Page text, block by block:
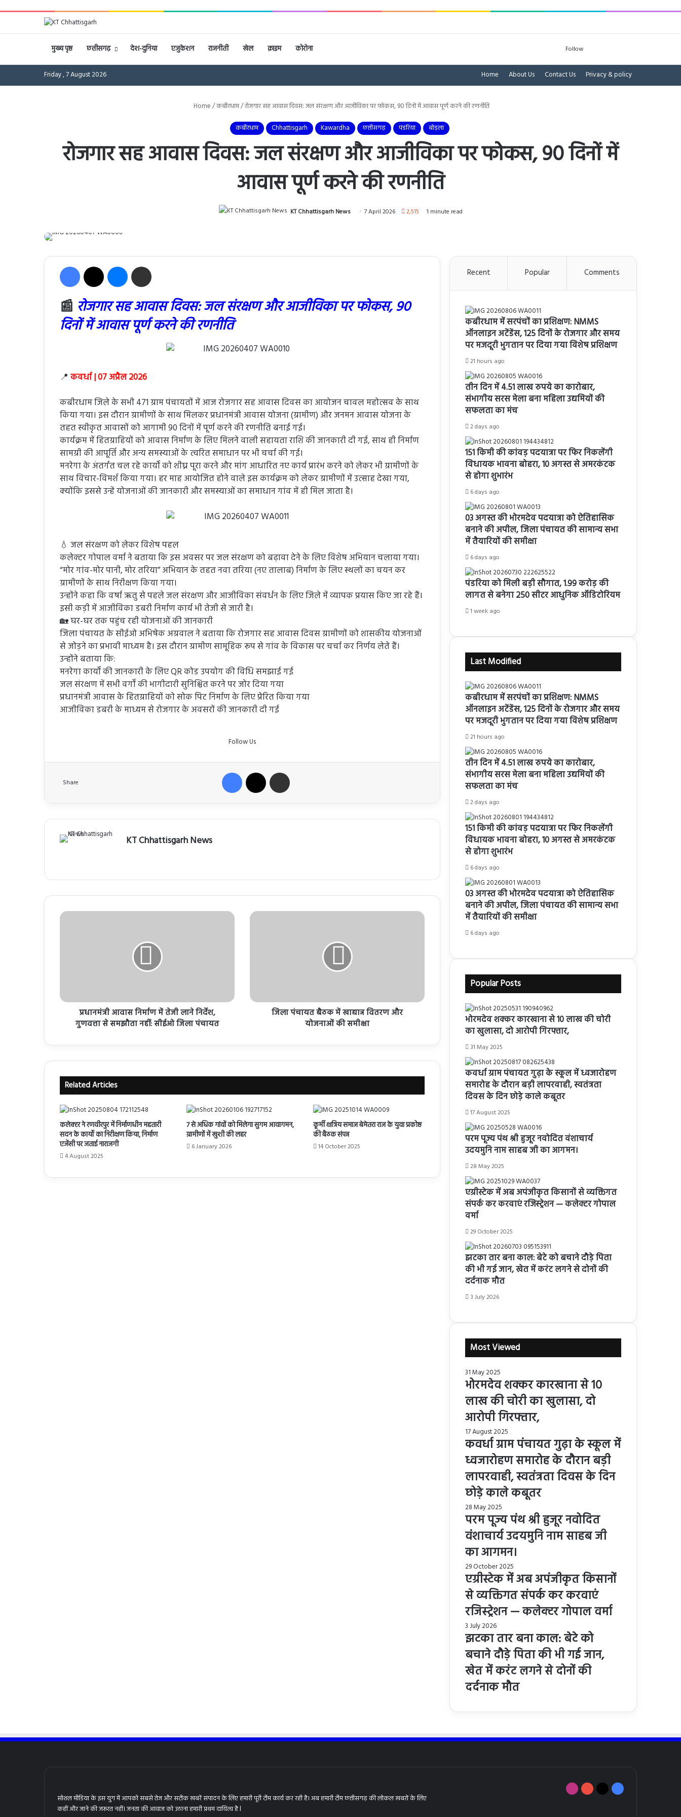
मुख्य पृष्ठ छत्तीसगढ़ देश-दुनिया एजुकेशन राजनीती खेल क्राइम कोरोना Follow
Friday , 7 August 2026 Home About Us Contact Us Privacy & policy
Home/कबीरधाम/रोजगार सह आवास दिवस: जल संरक्षण और आजीविका पर फोकस, 90 दिनों में आवास पूर्ण करने की रणनीति
कबीरधाम Chhattisgarh Kawardha छत्तीसगढ़ पंडरिया बोड़ला
रोजगार सह आवास दिवस: जल संरक्षण और आजीविका पर फोकस, 90 दिनों में
आवास पूर्ण करने की रणनीति
KT Chhattisgarh News 7 April 2026 2,515 1 minute read
Facebook Messenger
📰 रोजगार सह आवास दिवस: जल संरक्षण और आजीविका पर फोकस, 90
दिनों में आवास पूर्ण करने की रणनीति
📍 कवर्धा | 07 अप्रैल 2026
कबीरधाम जिले के सभी 471 ग्राम पंचायतों में आज रोजगार सह आवास दिवस का आयोजन चावल महोत्सव के साथ
किया गया। इस दौरान ग्रामीणों के साथ मिलकर प्रधानमंत्री आवास योजना (ग्रामीण) और जनमन आवास योजना के
तहत स्वीकृत आवासों को आगामी 90 दिनों में पूर्ण करने की रणनीति बनाई गई।
कार्यक्रम में हितग्राहियों को आवास निर्माण के लिए मिलने वाली सहायता राशि की जानकारी दी गई, साथ ही निर्माण
सामग्री की आपूर्ति और अन्य समस्याओं के त्वरित समाधान पर भी चर्चा की गई।
मनरेगा के अंतर्गत चल रहे कार्यों को शीघ्र पूरा करने और मांग आधारित नए कार्य प्रारंभ करने को लेकर भी ग्रामीणों के
साथ विचार-विमर्श किया गया। हर माह आयोजित होने वाले इस कार्यक्रम को लेकर ग्रामीणों में उत्साह देखा गया,
क्योंकि इससे उन्हें योजनाओं की जानकारी और समस्याओं का समाधान गांव में ही मिल जाता है।
💧 जल संरक्षण को लेकर विशेष पहल
कलेक्टर गोपाल वर्मा ने बताया कि इस अवसर पर जल संरक्षण को बढ़ावा देने के लिए विशेष अभियान चलाया गया।
“मोर गांव-मोर पानी, मोर तरिया” अभियान के तहत नवा तरिया (नए तालाब) निर्माण के लिए स्थलों का चयन कर
ग्रामीणों के साथ निरीक्षण किया गया।
उन्होंने कहा कि वर्षा ऋतु से पहले जल संरक्षण और आजीविका संवर्धन के लिए जिले में व्यापक प्रयास किए जा रहे हैं।
इसी कड़ी में आजीविका डबरी निर्माण कार्य भी तेजी से जारी है।
🏡 घर-घर तक पहुंच रही योजनाओं की जानकारी
जिला पंचायत के सीईओ अभिषेक अग्रवाल ने बताया कि रोजगार सह आवास दिवस ग्रामीणों को शासकीय योजनाओं
से जोड़ने का प्रभावी माध्यम है। इस दौरान ग्रामीण सामूहिक रूप से गांव के विकास पर चर्चा कर निर्णय लेते हैं।
उन्होंने बताया कि:
मनरेगा कार्यों की जानकारी के लिए QR कोड उपयोग की विधि समझाई गई
जल संरक्षण में सभी वर्गों की भागीदारी सुनिश्चित करने पर जोर दिया गया
प्रधानमंत्री आवास के हितग्राहियों को सोक पिट निर्माण के लिए प्रेरित किया गया
आजीविका डबरी के माध्यम से रोजगार के अवसरों की जानकारी दी गई
Follow Us
Share
Facebook
KT Chhattisgarh News
प्रधानमंत्री आवास निर्माण में तेजी लाने निर्देश,
गुणवत्ता से समझौता नहीं: सीईओ जिला पंचायत
जिला पंचायत बैठक में खाद्यान्न वितरण और
योजनाओं की समीक्षा
Related Articles
कलेक्टर ने रणवीरपुर में निर्माणधीन महतारी
सदन के कार्यो का निरीक्षण किया, निर्माण
एजेंसी पर जताई नाराजगी
4 August 2025
7 से अधिक गांवों को मिलेगा सुगम आवागमन,
ग्रामीणों में खुशी की लहर
6 January 2026
कूर्मी क्षत्रिय समाज बेमेतरा राज के युवा प्रकोष्ठ
की बैठक संपन्न
14 October 2025
Recent Popular Comments
कबीरधाम में सरपंचों का प्रशिक्षण: NMMS
ऑनलाइन अटेंडेंस, 125 दिनों के रोजगार और समय
पर मजदूरी भुगतान पर दिया गया विशेष प्रशिक्षण
21 hours ago
तीन दिन में 4.51 लाख रुपये का कारोबार,
संभागीय सरस मेला बना महिला उद्यमियों की
सफलता का मंच
2 days ago
151 किमी की कांवड़ पदयात्रा पर फिर निकलेंगी
विधायक भावना बोहरा, 10 अगस्त से अमरकंटक
से होगा शुभारंभ
6 days ago
03 अगस्त की भोरमदेव पदयात्रा को ऐतिहासिक
बनाने की अपील, जिला पंचायत की सामान्य सभा
में तैयारियों की समीक्षा
6 days ago
पंडरिया को मिली बड़ी सौगात, 1.99 करोड़ की
लागत से बनेगा 250 सीटर आधुनिक ऑडिटोरियम
1 week ago
Last Modified
कबीरधाम में सरपंचों का प्रशिक्षण: NMMS
ऑनलाइन अटेंडेंस, 125 दिनों के रोजगार और समय
पर मजदूरी भुगतान पर दिया गया विशेष प्रशिक्षण
21 hours ago
तीन दिन में 4.51 लाख रुपये का कारोबार,
संभागीय सरस मेला बना महिला उद्यमियों की
सफलता का मंच
2 days ago
151 किमी की कांवड़ पदयात्रा पर फिर निकलेंगी
विधायक भावना बोहरा, 10 अगस्त से अमरकंटक
से होगा शुभारंभ
6 days ago
03 अगस्त की भोरमदेव पदयात्रा को ऐतिहासिक
बनाने की अपील, जिला पंचायत की सामान्य सभा
में तैयारियों की समीक्षा
6 days ago
Popular Posts
भोरमदेव शक्कर कारखाना से 10 लाख की चोरी
का खुलासा, दो आरोपी गिरफ्तार,
31 May 2025
कवर्धा ग्राम पंचायत गुढ़ा के स्कूल में ध्वजारोहण
समारोह के दौरान बड़ी लापरवाही, स्वतंत्रता
दिवस के दिन छोड़े काले कबूतर
17 August 2025
परम पूज्य पंथ श्री हुजूर नवोदित वंशाचार्य
उदयमुनि नाम साहब जी का आगमन।
28 May 2025
एग्रीस्टेक में अब अपंजीकृत किसानों से व्यक्तिगत
संपर्क कर करवाएं रजिस्ट्रेशन — कलेक्टर गोपाल
वर्मा
29 October 2025
झटका तार बना काल: बेटे को बचाने दौड़े पिता
की भी गई जान, खेत में करंट लगने से दोनों की
दर्दनाक मौत
3 July 2026
Most Viewed
31 May 2025
भोरमदेव शक्कर कारखाना से 10
लाख की चोरी का खुलासा, दो
आरोपी गिरफ्तार,
17 August 2025
कवर्धा ग्राम पंचायत गुढ़ा के स्कूल में
ध्वजारोहण समारोह के दौरान बड़ी
लापरवाही, स्वतंत्रता दिवस के दिन
छोड़े काले कबूतर
28 May 2025
परम पूज्य पंथ श्री हुजूर नवोदित
वंशाचार्य उदयमुनि नाम साहब जी
का आगमन।
29 October 2025
एग्रीस्टेक में अब अपंजीकृत किसानों
से व्यक्तिगत संपर्क कर करवाएं
रजिस्ट्रेशन — कलेक्टर गोपाल वर्मा
3 July 2026
झटका तार बना काल: बेटे को
बचाने दौड़े पिता की भी गई जान,
खेत में करंट लगने से दोनों की
दर्दनाक मौत
सोशल मीडिया के इस युग में आपको सबसे तेज और सटीक खबरें संपादन के लिए हमारी पूरी टीम कार्य कर रही है। अब हमारी टीम छत्तीसगढ़ की लोकल खबरों के लिए
कहीं और जाने की जरूरत नहीं। जनता की आवाज को उठाना हमारी प्रथम दायित्व है l
Facebook
YouTube
Instagram